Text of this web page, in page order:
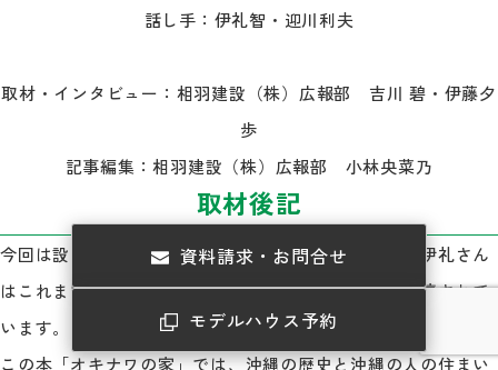
話し手：伊礼智・迎川利夫
取材・インタビュー：相羽建設（株）広報部 吉川 碧・伊藤夕
歩
記事編集：相羽建設（株）広報部 小林央菜乃
取材後記
今回は設計の標準化についてお話をお伺いしました。伊礼さん
はこれまでに様々な書籍を発表し、講演会にも多数登壇されて
います。
この本「オキナワの家」では、沖縄の歴史と沖縄の人の住まい
資料請求・お問合せ
モデルハウス予約